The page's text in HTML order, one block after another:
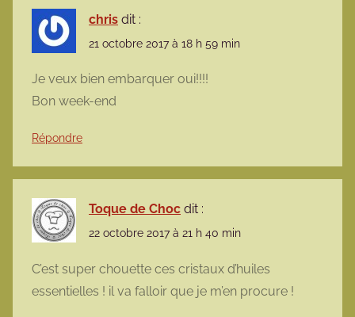
chris dit :
21 octobre 2017 à 18 h 59 min
Je veux bien embarquer oui!!!!
Bon week-end
Répondre
Toque de Choc dit :
22 octobre 2017 à 21 h 40 min
C’est super chouette ces cristaux d’huiles
essentielles ! il va falloir que je m’en procure !